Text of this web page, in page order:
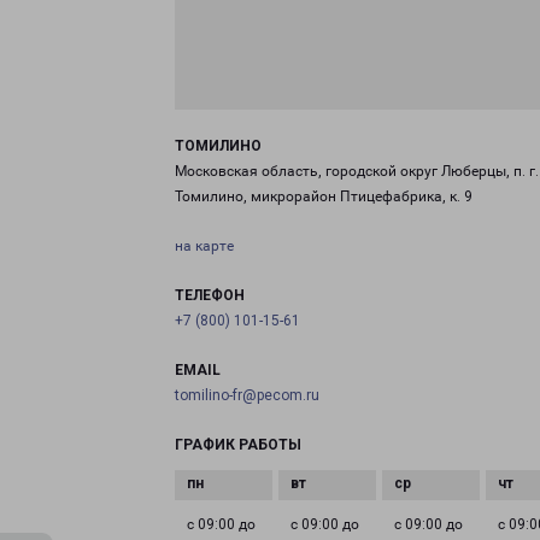
ТОМИЛИНО
Московская область, городской округ Люберцы, п. г.
Томилино, микрорайон Птицефабрика, к. 9
на карте
ТЕЛЕФОН
+7 (800) 101-15-61
EMAIL
tomilino-fr@pecom.ru
ГРАФИК РАБОТЫ
с 09:00 до с 09:00 до с 09:00 до с